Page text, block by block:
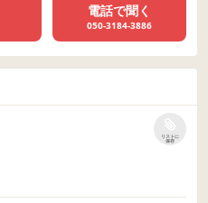
電話で聞く
050-3184-3886
リストに
保存